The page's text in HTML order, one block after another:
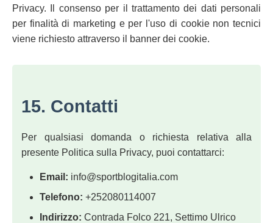
Privacy. Il consenso per il trattamento dei dati personali
per finalità di marketing e per l'uso di cookie non tecnici
viene richiesto attraverso il banner dei cookie.
15. Contatti
Per qualsiasi domanda o richiesta relativa alla
presente Politica sulla Privacy, puoi contattarci:
Email: info@sportblogitalia.com
Telefono: +252080114007
Indirizzo: Contrada Folco 221, Settimo Ulrico